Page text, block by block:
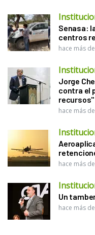
Senasa:
centros
hace más
Jorge
contra el
recursos"
hace más
hace más
Un
hace más